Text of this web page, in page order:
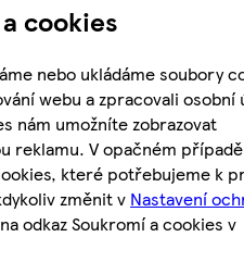
cookies
nebo ukládáme soubory
webu a zpracovali osobní
nám umožníte zobrazovat
reklamu. V opačném případě
které potřebujeme k
změnit v Nastavení
odkaz Soukromí a cookies v